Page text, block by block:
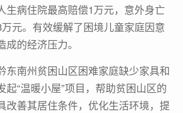
生病住院最高赔偿1万元，意外身亡
元。有效缓解了困境儿童家庭因意
的经济压力。
东南州贫困山区困难家庭缺少家具和
起“温暖小屋”项目，帮助贫困山区的
改善其居住条件，优化生活环境，提